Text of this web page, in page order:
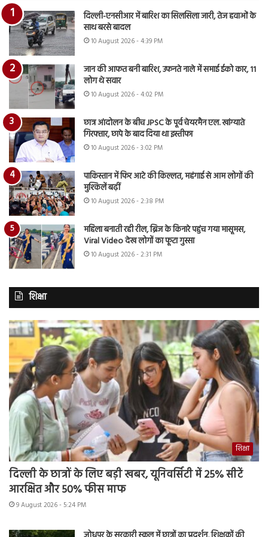
दिल्ली-एनसीआर में बारिश का सिलसिला जारी, तेज हवाओं के
साथ बरसे बादल
10 August 2026 - 4:39 PM
जान की आफत बनी बारिश, उफनते नाले में समाई ईको कार, 11
लोग थे सवार
10 August 2026 - 4:02 PM
छात्र आंदोलन के बीच JPSC के पूर्व चेयरमैन एल. खांग्याते
गिरफ्तार, छापे के बाद दिया था इस्तीफा
10 August 2026 - 3:02 PM
पाकिस्तान में फिर आटे की किल्लत, महंगाई से आम लोगों की
मुश्किलें बढ़ीं
10 August 2026 - 2:38 PM
महिला बनाती रही रील, ब्रिज के किनारे पहुंच गया मासूमस,
Viral Video देख लोगों का फूटा गुस्सा
10 August 2026 - 2:31 PM
शिक्षा
शिक्षा
दिल्ली के छात्रों के लिए बड़ी खबर, यूनिवर्सिटी में 25% सीटें
आरक्षित और 50% फीस माफ
9 August 2026 - 5:24 PM